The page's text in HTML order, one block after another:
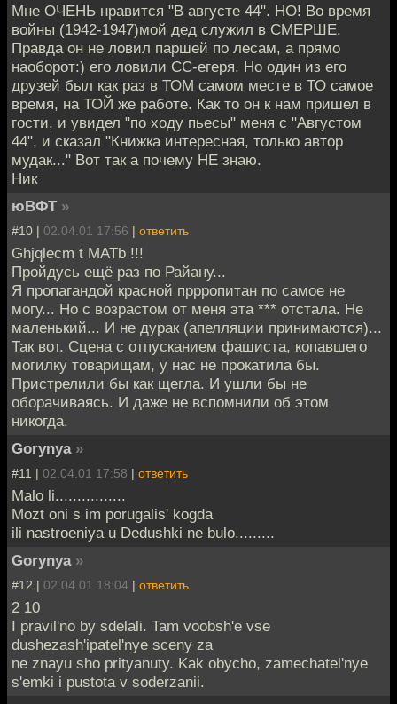
Мне ОЧЕНЬ нравится "В августе 44". НО! Во время
войны (1942-1947)мой дед служил в СМЕРШЕ.
Правда он не ловил паршей по лесам, а прямо
наоборот:) его ловили СС-егеря. Но один из его
друзей был как раз в ТОМ самом месте в ТО самое
время, на ТОЙ же работе. Как то он к нам пришел в
гости, и увидел "по ходу пьесы" меня с "Августом
44", и сказал "Книжка интересная, только автор
мудак..." Вот так а почему НЕ знаю.
Ник
юВФТ »
#10 | 02.04.01 17:56 | ответить
Ghjqlecm t MATb !!!
Пройдусь ещё раз по Райану...
Я пропагандой красной пррропитан по самое не
могу... Но с возрастом от меня эта *** отстала. Не
маленький... И не дурак (апелляции принимаются)...
Так вот. Сцена с отпусканием фашиста, копавшего
могилку товарищам, у нас не прокатила бы.
Пристрелили бы как щегла. И ушли бы не
оборачиваясь. И даже не вспомнили об этом
никогда.
Gorynya »
#11 | 02.04.01 17:58 | ответить
Malo li................
Mozt oni s im porugalis' kogda
ili nastroeniya u Dedushki ne bulo.........
Gorynya »
#12 | 02.04.01 18:04 | ответить
2 10
I pravil'no by sdelali. Tam voobsh'e vse
dushezash'ipatel'nye sceny za
ne znayu sho prityanuty. Kak obycho, zamechatel'nye
s'emki i pustota v soderzanii.